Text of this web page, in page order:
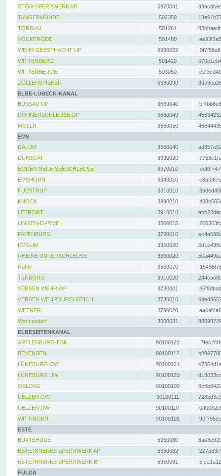
STÖR-SPERRWERK AP 5970041
TANGERMÜNDE
502350
TORGAU
501261
VOCKERODE
501480
WEHR GEESTHACHT UP
5930062
WITTENBERG
501420
WITTENBERGE
503050
ZOLLENSPIEKER
5930090
ELBE-LÜBECK-KANAL
BÜSSAU UP
9669040
DONNERSCHLEUSE OP
9660049
MÖLLN
9660050
EMS
DALUM
3550040
DUKEGAT
3990020
EMDEN NEUE SEESCHLEUSE
3970010
EMSHÖRN
9340010
FUESTRUP
3310010
KNOCK
3990010
LEERORT
3910010
LINGEN-DARME
3500015
PAPENBURG
3790010
POGUM
3950020
RHEINE UNTERSCHLEUSE
3390020
Rühle
3500070
TERBORG
3910020
VERSEN WEHR OP
3730001
VERSEN WEHRDURCHSTICH
3730010
WEENER
3790020
Wachendorf
3500031
ELBESEITENKANAL
ARTLENBURG-ESK
90100122
BEVENSEN
90100112
LÜNEBURG OW
90100121
LÜNEBURG UW
90100120
OSLOSS
90100100
UELZEN OW
90100111
UELZEN UW
90100110
WITTINGEN
90100101
ESTE
BUXTEHUDE
5950080
ESTE INNERES SPERRWERK AP
5950082
ESTE INNERES SPERRWERK BP
5950081
FULDA